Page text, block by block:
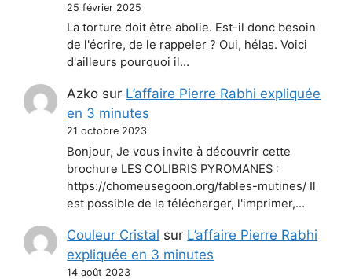
25 février 2025
La torture doit être abolie. Est-il donc besoin
de l'écrire, de le rappeler ? Oui, hélas. Voici
d'ailleurs pourquoi il…
Azko sur L’affaire Pierre Rabhi expliquée
en 3 minutes
21 octobre 2023
Bonjour, Je vous invite à découvrir cette
brochure LES COLIBRIS PYROMANES :
https://chomeusegoon.org/fables-mutines/ Il
est possible de la télécharger, l'imprimer,…
Couleur Cristal sur L’affaire Pierre Rabhi
expliquée en 3 minutes
14 août 2023